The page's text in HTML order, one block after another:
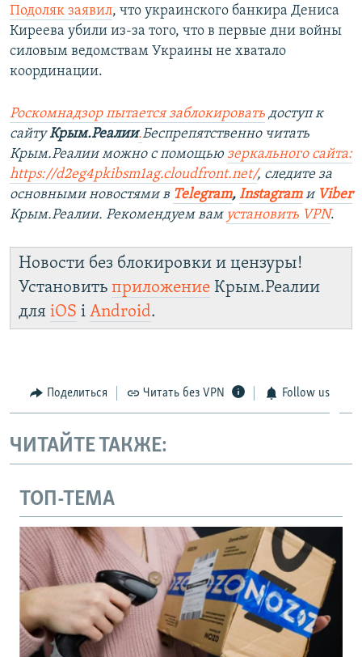
Подоляк заявил, что украинского банкира Дениса
Киреева убили из-за того, что в первые дни войны
силовым ведомствам Украины не хватало
координации.
Роскомнадзор пытается заблокировать доступ к
сайтуКрым.Реалии.Беспрепятственно читать
Крым.Реалии можно с помощью зеркального сайта:
https://d2eg4pkibsm1ag.cloudfront.net/, следите за
основными новостями в Telegram, Instagramи Viber
Крым.Реалии. Рекомендуем вам установить VPN.
Новости без блокировки и цензуры!
Установить приложение Крым.Реалии
для iOS і Android.
Поделиться Читать без VPN Follow us
ЧИТАЙТЕ ТАКЖЕ:
ТОП-ТЕМА